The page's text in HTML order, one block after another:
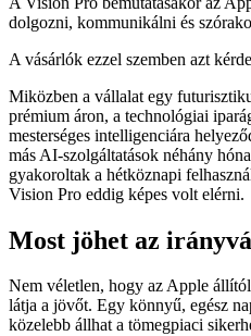
dolgozni, kommunikálni és
A vásárlók ezzel szemben azt
Miközben a vállalat egy
prémium áron, a technológiai
mesterséges intelligenciára
más AI-szolgáltatások néhány
gyakoroltak a hétköznapi
Vision Pro eddig képes volt elérni.
Most jöhet az
Nem véletlen, hogy az Apple
látja a jövőt. Egy könnyű, egész
közelebb állhat a tömegpiaci